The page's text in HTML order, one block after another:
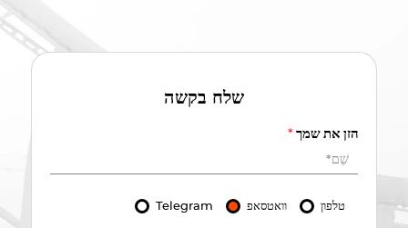
שלח בקשה
הזן את שמך*
טלפון וואטסאפ Telegram